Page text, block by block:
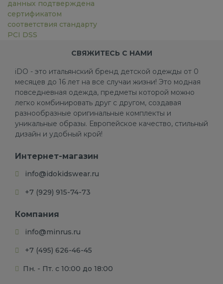
данных подтверждена
сертификатом
соответствия стандарту
PCI DSS
СВЯЖИТЕСЬ С НАМИ
iDO - это итальянский бренд детской одежды от 0
месяцев до 16 лет на все случаи жизни! Это модная
повседневная одежда, предметы которой можно
легко комбинировать друг с другом, создавая
разнообразные оригинальные комплекты и
уникальные образы. Европейское качество, стильный
дизайн и удобный крой!
Интернет-магазин
info@idokidswear.ru
+7 (929) 915-74-73
Компания
info@minrus.ru
+7 (495) 626-46-45
Пн. - Пт. с 10:00 до 18:00